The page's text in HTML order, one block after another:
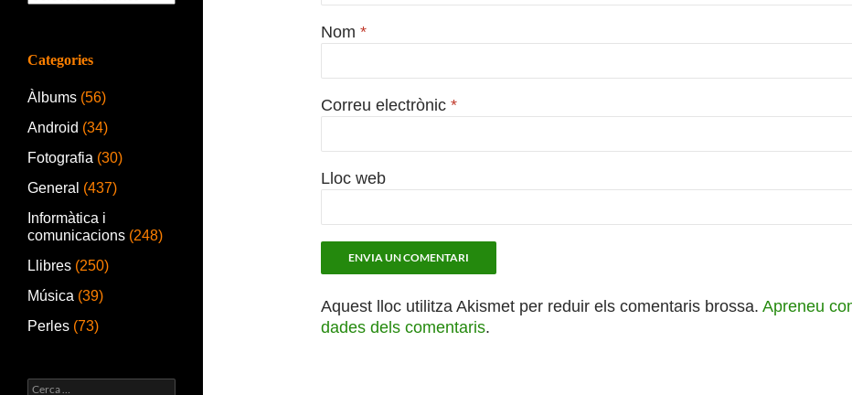
Nom *
Correu electrònic *
Lloc web
Aquest lloc utilitza Akismet per reduir els comentaris brossa. Apreneu
dades dels comentaris.
Categories
Àlbums (56)
Android (34)
Fotografia (30)
General (437)
Informàtica i
comunicacions (248)
Llibres (250)
Música (39)
Perles (73)
Cerca: